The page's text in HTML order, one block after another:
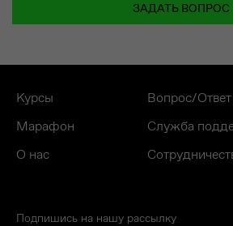
ЗАДАТЬ ВОПРОС
Курсы
Марафон
О нас
Вопрос/Ответ
Служба
Подпишись на нашу рассылку